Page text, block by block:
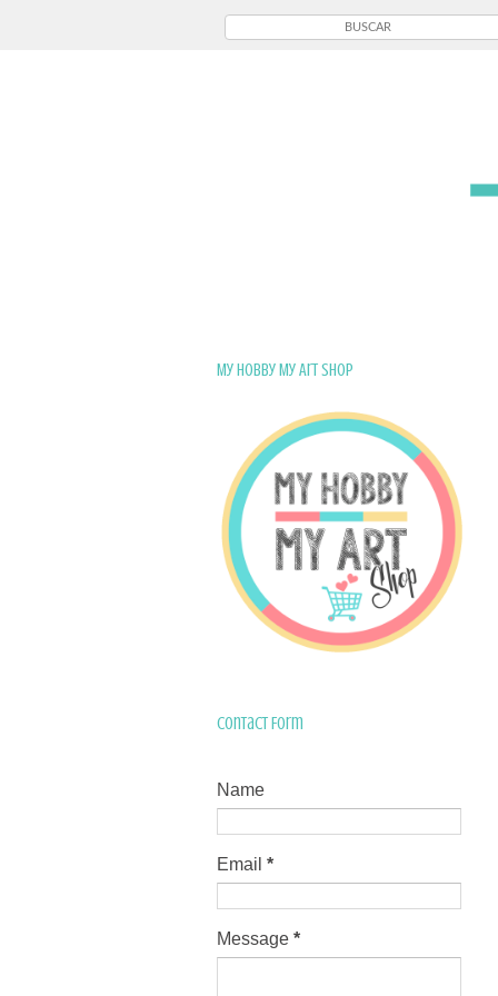
My Hobby My Art Shop
Contact Form
Name
Email *
Message *